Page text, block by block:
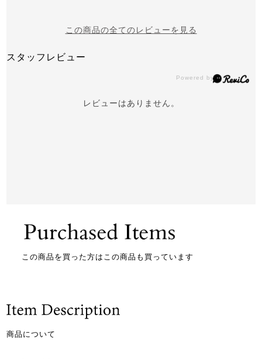
この商品の全てのレビューを見る
スタッフレビュー
レビューはありません。
この商品を買った方はこの商品も買っています
商品について